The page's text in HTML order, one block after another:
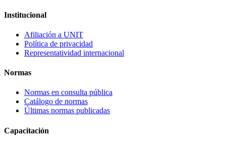
Institucional
Afiliación a UNIT
Política de privacidad
Representatividad internacional
Normas
Normas en consulta pública
Catálogo de normas
Últimas normas publicadas
Capacitación